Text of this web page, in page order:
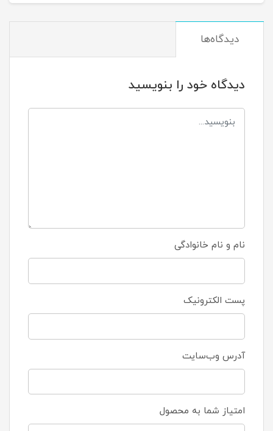
دیدگاه‌ها
دیدگاه خود را بنویسید
نام و نام خانوادگی
پست الکترونیک
آدرس وب‌سایت
امتیاز شما به محصول